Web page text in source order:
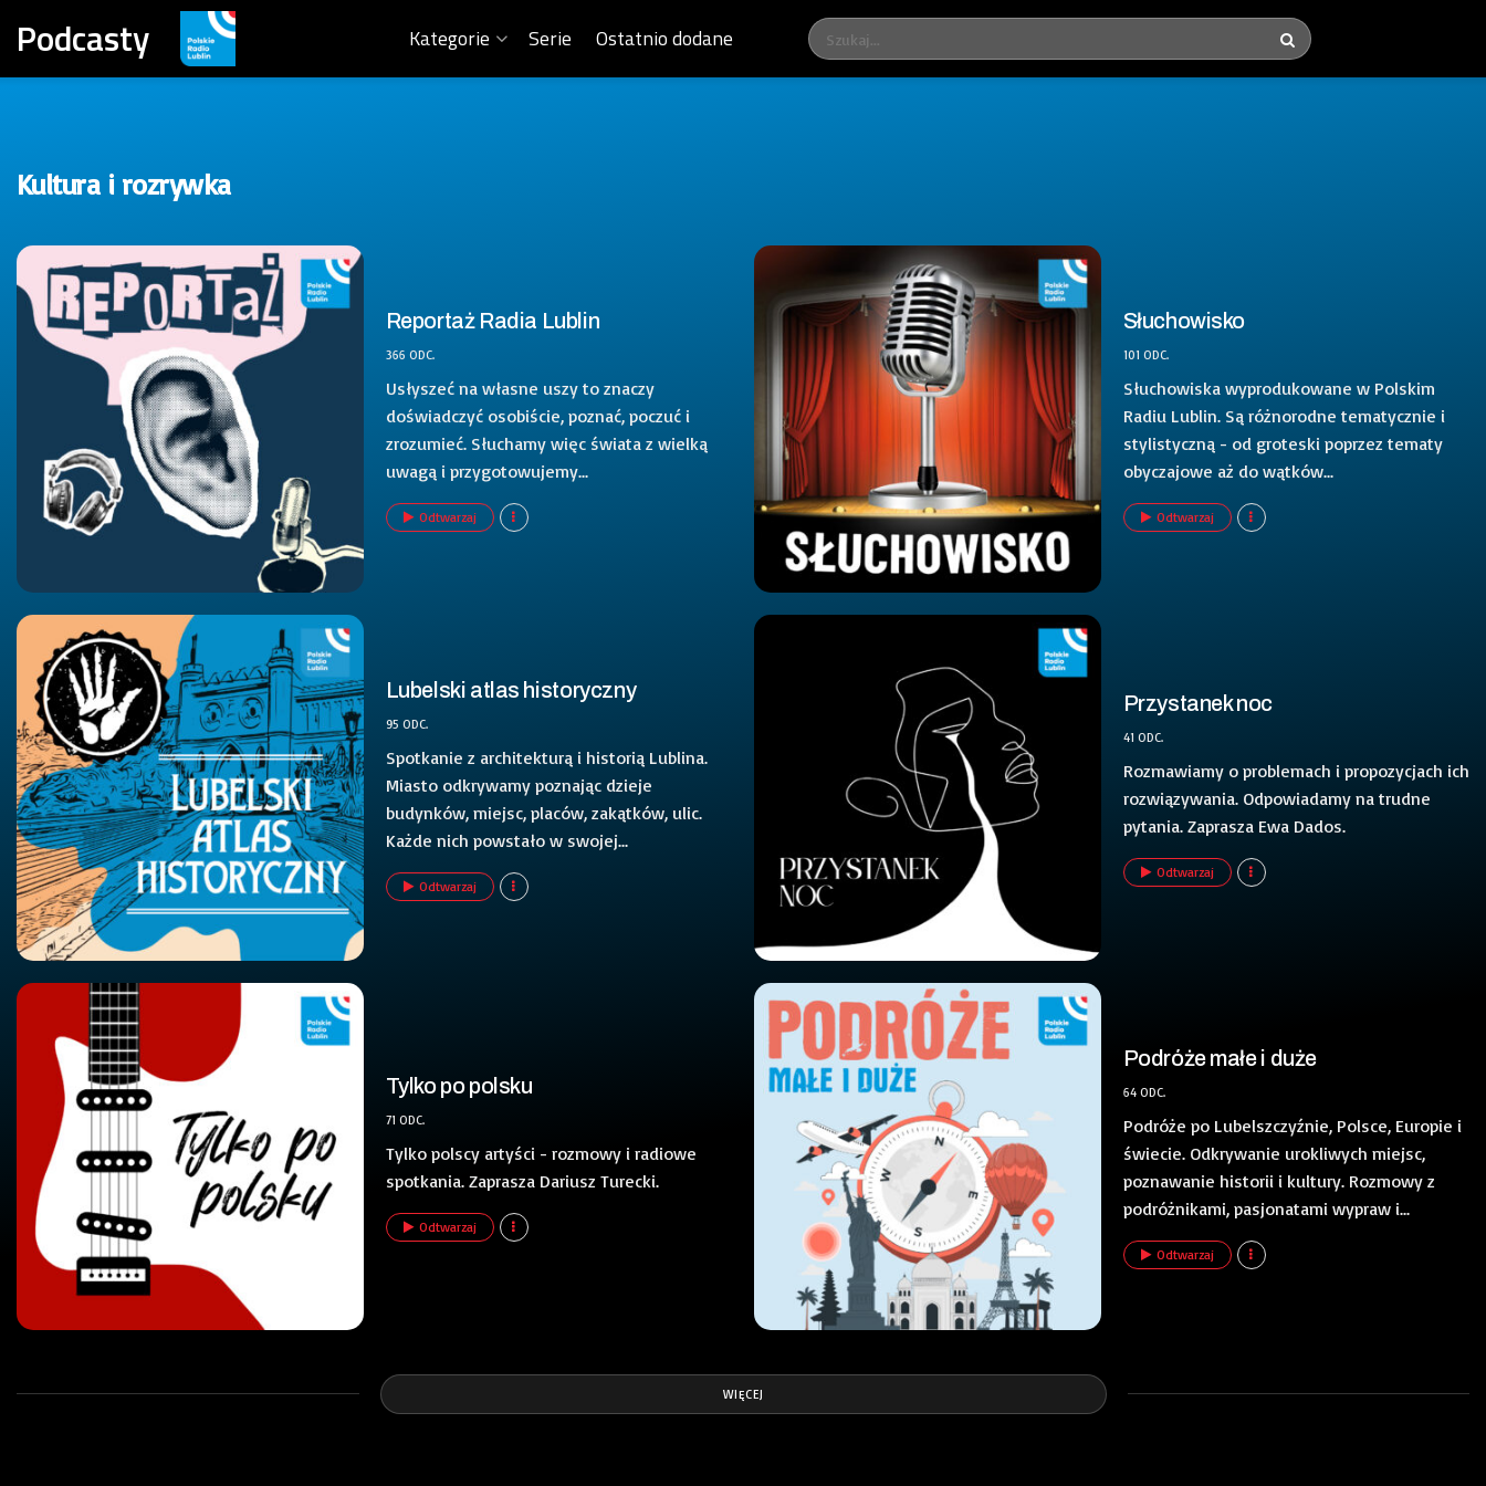
Podcasty Kategorie Serie Ostatnio dodane
Kultura i rozrywka
Reportaż Radia Lublin
366 ODC.
Usłyszeć na własne uszy to znaczy
doświadczyć osobiście, poznać, poczuć i
zrozumieć. Słuchamy więc świata z wielką
uwagą i przygotowujemy...
Odtwarzaj
Słuchowisko
101 ODC.
Słuchowiska wyprodukowane w Polskim
Radiu Lublin. Są różnorodne tematycznie i
stylistyczną - od groteski poprzez tematy
obyczajowe aż do wątków...
Odtwarzaj
Lubelski atlas historyczny
95 ODC.
Spotkanie z architekturą i historią Lublina.
Miasto odkrywamy poznając dzieje
budynków, miejsc, placów, zakątków, ulic.
Każde nich powstało w swojej...
Odtwarzaj
Przystanek noc
41 ODC.
Rozmawiamy o problemach i propozycjach ich
rozwiązywania. Odpowiadamy na trudne
pytania. Zaprasza Ewa Dados.
Odtwarzaj
Tylko po polsku
71 ODC.
Tylko polscy artyści - rozmowy i radiowe
spotkania. Zaprasza Dariusz Turecki.
Odtwarzaj
Podróże małe i duże
64 ODC.
Podróże po Lubelszczyźnie, Polsce, Europie i
świecie. Odkrywanie urokliwych miejsc,
poznawanie historii i kultury. Rozmowy z
podróżnikami, pasjonatami wypraw i...
Odtwarzaj
WIĘCEJ